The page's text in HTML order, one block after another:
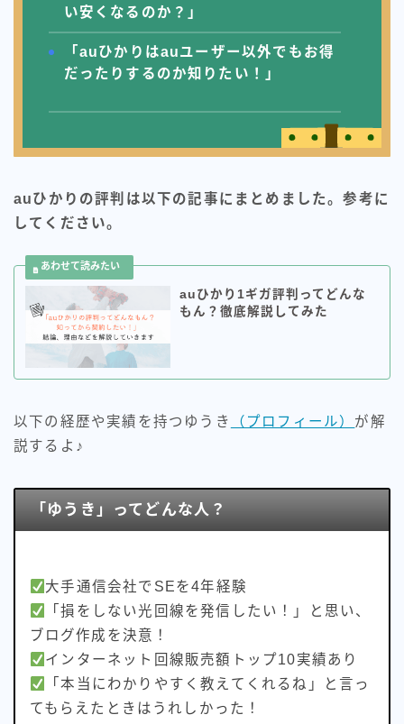
ソフトバンク光（全国）
ドコモホームルーター
フレッツ光
プロフィール
ゆうき＠元大手通信会社SE
【職業】
インフラ系エンジニア×インターネット記事ライター
情報セキュリティマネジメント
.com advanced
少しでも安くて、損をしない回線をお伝えできると嬉し
いです。
「X」でお得情報なども載せているので、良ければ参考
にでもしてください。
プロフィールを読む
い安くなるのか？」
「auひかりはauユーザー以外でもお得
だったりするのか知りたい！」
auひかりの評判は以下の記事にまとめました。参考に
してください。
auひかり1ギガ評判ってどんな
もん？徹底解説してみた
以下の経歴や実績を持つゆうき （プロフィール） が解
説するよ♪
「ゆうき」ってどんな人？
大手通信会社でSEを4年経験
「損をしない光回線を発信したい！」と思い、
ブログ作成を決意！
インターネット回線販売額トップ10実績あり
「本当にわかりやすく教えてくれるね」と言っ
てもらえたときはうれしかった！